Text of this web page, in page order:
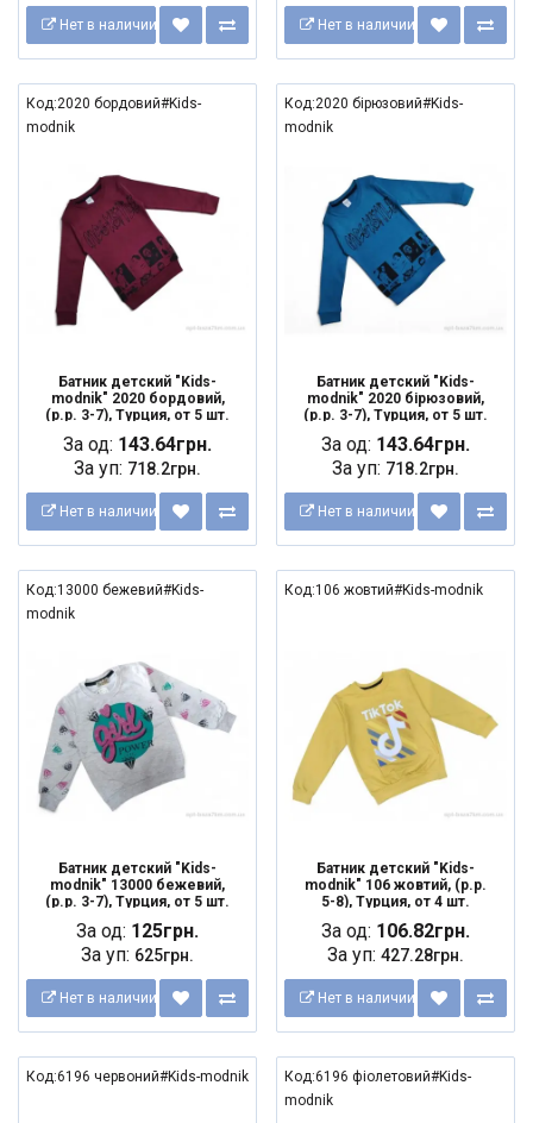
Нет в наличии Нет в наличии
Код:2020 бордовий#Kids-
modnik
Батник детский "Kids-
modnik" 2020 бордовий,
(р.р. 3-7), Турция, от 5 шт.
За од: 143.64грн.
За уп: 718.2грн.
Нет в наличии
Код:2020 бірюзовий#Kids-
modnik
Батник детский "Kids-
modnik" 2020 бірюзовий,
(р.р. 3-7), Турция, от 5 шт.
За од: 143.64грн.
За уп: 718.2грн.
Нет в наличии
Код:13000 бежевий#Kids-
modnik
Батник детский "Kids-
modnik" 13000 бежевий,
(р.р. 3-7), Турция, от 5 шт.
За од: 125грн.
За уп: 625грн.
Нет в наличии
Код:106 жовтий#Kids-modnik
Батник детский "Kids-
modnik" 106 жовтий, (р.р.
5-8), Турция, от 4 шт.
За од: 106.82грн.
За уп: 427.28грн.
Нет в наличии
Код:6196 червоний#Kids-modnik
Код:6196 фіолетовий#Kids-
modnik